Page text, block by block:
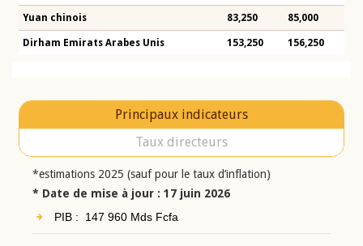
Yuan chinois 83,250 85,000
Dirham Emirats Arabes Unis 153,250 156,250
Principaux indicateurs
Taux directeurs
*estimations 2025 (sauf pour le taux d’inflation)
* Date de mise à jour : 17 juin 2026
PIB : 147 960 Mds Fcfa